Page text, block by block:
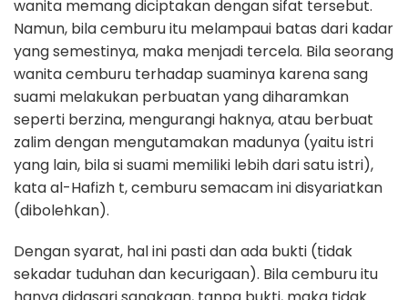
wanita memang diciptakan dengan sifat tersebut.
Namun, bila cemburu itu melampaui batas dari kadar
yang semestinya, maka menjadi tercela. Bila seorang
wanita cemburu terhadap suaminya karena sang
suami melakukan perbuatan yang diharamkan
seperti berzina, mengurangi haknya, atau berbuat
zalim dengan mengutamakan madunya (yaitu istri
yang lain, bila si suami memiliki lebih dari satu istri),
kata al-Hafizh t, cemburu semacam ini disyariatkan
(dibolehkan).
Dengan syarat, hal ini pasti dan ada bukti (tidak
sekadar tuduhan dan kecurigaan). Bila cemburu itu